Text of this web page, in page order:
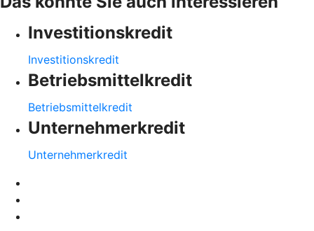
Investitionskredit
Investitionskredit
Betriebsmittelkredit
Betriebsmittelkredit
Unternehmerkredit
Unternehmerkredit